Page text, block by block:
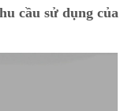
cầu sử dụng của